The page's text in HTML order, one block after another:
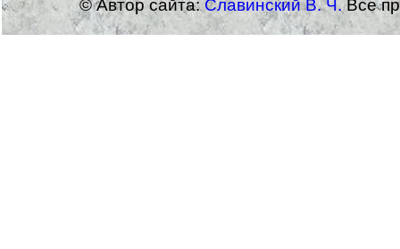
© Автор сайта:Славинский В. Ч.Все